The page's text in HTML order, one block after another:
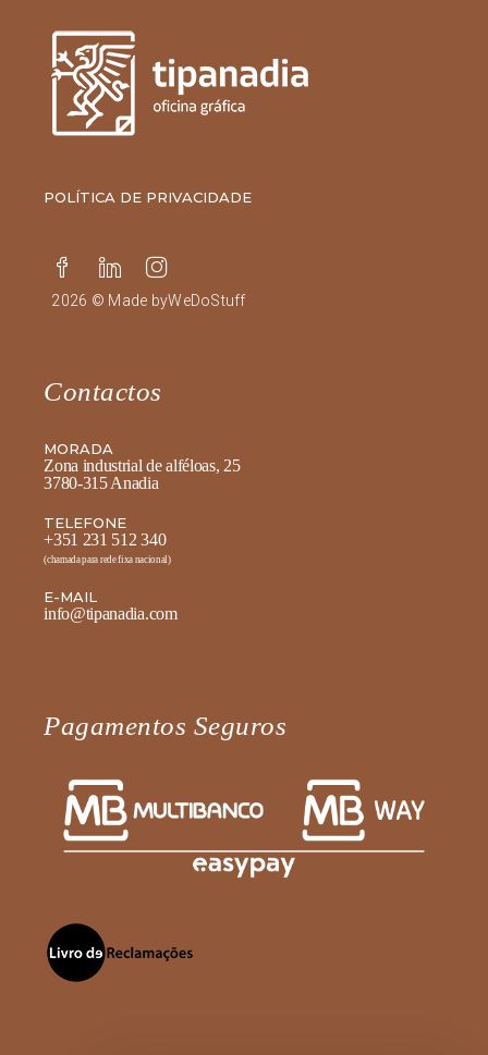
POLÍTICA DE PRIVACIDADE
2026 © Made byWeDoStuff
Contactos
MORADA
Zona industrial de alféloas, 25
3780-315 Anadia
TELEFONE
+351 231 512 340
(chamada para rede fixa nacional)
E-MAIL
info@tipanadia.com
Pagamentos Seguros